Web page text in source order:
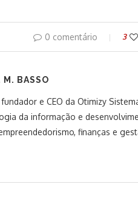
0 comentário 3
M. BASSO
e CEO da Otimizy
da informação e
finanças e